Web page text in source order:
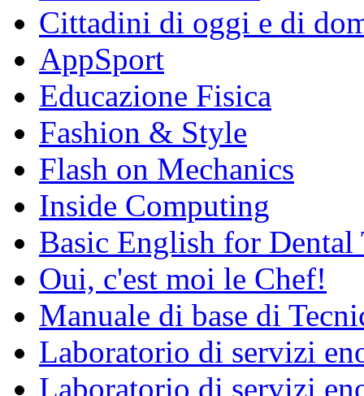
Cittadini di oggi e di
AppSport
Educazione Fisica
Fashion & Style
Flash on Mechanics
Inside Computing
Basic English for Dental
Oui, c'est moi le Chef!
Manuale di base di
Laboratorio di servizi
Laboratorio di servizi